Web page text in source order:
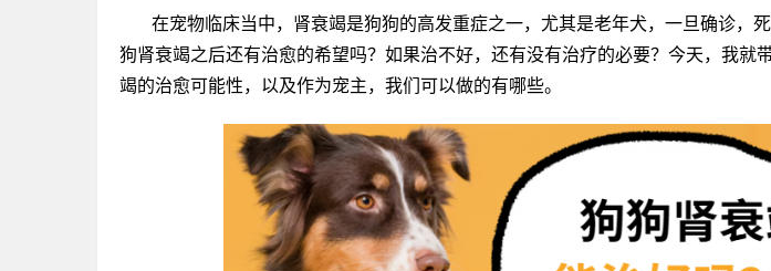
在宠物临床当中，肾衰竭是狗狗的高发重症之一，尤其是老年犬，一旦确诊，
狗肾衰竭之后还有治愈的希望吗？如果治不好，还有没有治疗的必要？今天，我就
竭的治愈可能性，以及作为宠主，我们可以做的有哪些。